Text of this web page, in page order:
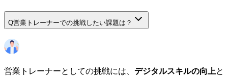
Q営業トレーナーでの挑戦したい課題は？
営業トレーナーとしての挑戦には、 デジタルスキルの向上と